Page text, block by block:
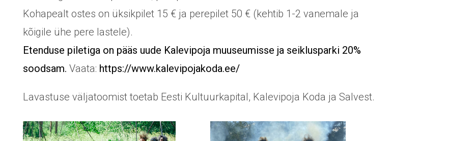
Kohapealt ostes on üksikpilet 15 € ja perepilet 50 € (kehtib 1-2 vanemale ja
kõigile ühe pere lastele).
Etenduse piletiga on pääs uude Kalevipoja muuseumisse ja seiklusparki 20%
soodsam. Vaata: https://www.kalevipojakoda.ee/
Lavastuse väljatoomist toetab Eesti Kultuurkapital, Kalevipoja Koda ja Salvest.